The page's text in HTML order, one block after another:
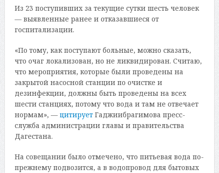
Из 23 поступивших за текущие сутки шесть человек
— выявленные ранее и отказавшиеся от
госпитализации.
«По тому, как поступают больные, можно сказать,
что очаг локализован, но не ликвидирован. Считаю,
что мероприятия, которые были проведены на
закрытой насосной станции по очистке и
дезинфекции, должны быть проведены на всех
шести станциях, потому что вода и там не отвечает
нормам», — цитируетГаджиибрагимова пресс-
служба администрации главы и правительства
Дагестана.
На совещании было отмечено, что питьевая вода по-
прежнему подвозится, а в водопровод для бытовых